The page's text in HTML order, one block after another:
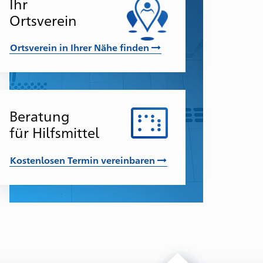
Ortsverein
Ortsverein in Ihrer Nähe finden
Beratung
für Hilfsmittel
Kostenlosen Termin vereinbaren